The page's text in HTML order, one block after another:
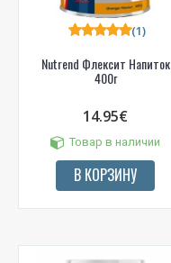
Nutrend Флексит Напиток
400г
(1)
14.95€
Товар в наличии
В КОРЗИНУ